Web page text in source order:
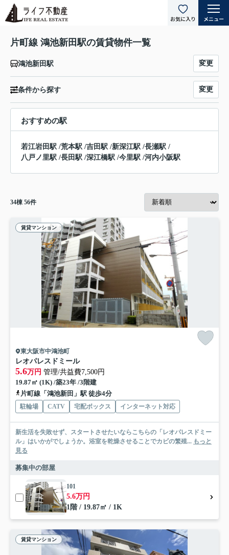
片町線 鴻池新田駅の賃貸物件一覧
鴻池新田駅 変更
条件から探す 変更
おすすめの駅
若江岩田駅 /荒本駅 /吉田駅 /新深江駅 /長瀬駅 /
八戸ノ里駅 /長田駅 /深江橋駅 /今里駅 /河内小阪駅
34棟 56件
賃貸マンション
東大阪市中鴻池町
レオパレスドミール
5.6万円 管理/共益費7,500円
19.87㎡ (1K) /築23年 /3階建
片町線「鴻池新田」駅 徒歩4分
駐輪場 CATV 宅配ボックス インターネット対応
新生活を失敗せず、スタートさせたいならこちらの「レオパレスドミー
ル」はいかがでしょうか。浴室を乾燥させることでカビの繁殖... もっと
見る
募集中の部屋
101
5.6万円
1階 / 19.87㎡ / 1K
賃貸マンション